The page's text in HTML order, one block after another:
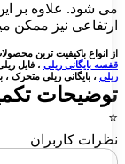
علاوه بر این
نیز ممکن
باکیفیت ترین محصولات
ریلی،فایل ریلی، کمد
بایگانی ریلی متحرک ،
تکمیلی
کاربران